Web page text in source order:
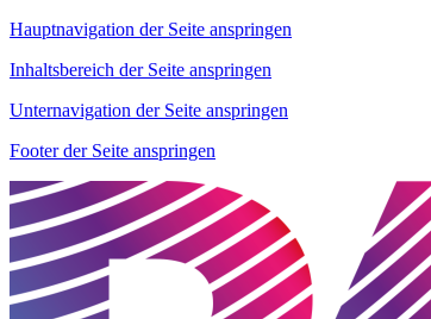
Hauptnavigation der Seite anspringen
Inhaltsbereich der Seite anspringen
Unternavigation der Seite anspringen
Footer der Seite anspringen